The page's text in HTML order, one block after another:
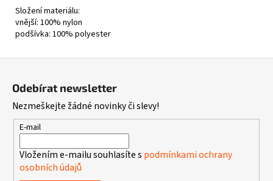
Složení materiálu:
vnější: 100% nylon
podšívka: 100% polyester
Odebírat newsletter
Nezmeškejte žádné novinky či slevy!
E-mail
Vložením e-mailu souhlasíte s podmínkami ochrany
osobních údajů